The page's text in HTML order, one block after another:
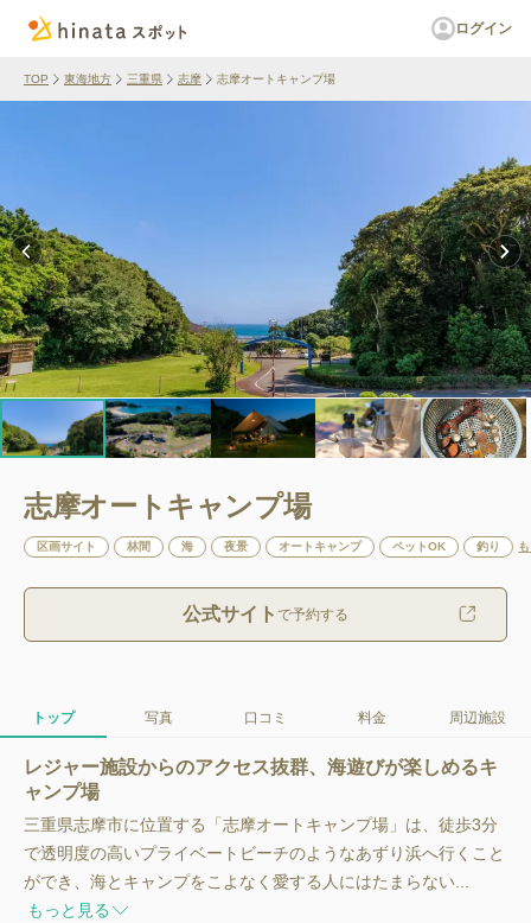
ログイン
TOP 東海地方 三重県 志摩 志摩オートキャンプ場
志摩オートキャンプ場
区画サイト 林間 海 夜景 オートキャンプ ペットOK 釣り
公式サイト で予約する
トップ 写真 口コミ 料金 周辺施設
レジャー施設からのアクセス抜群、海遊びが楽しめるキ
ャンプ場
三重県志摩市に位置する「志摩オートキャンプ場」は、徒歩3分
で透明度の高いプライベートビーチのようなあずり浜へ行くこと
ができ、海とキャンプをこよなく愛する人にはたまらない...
もっと見る